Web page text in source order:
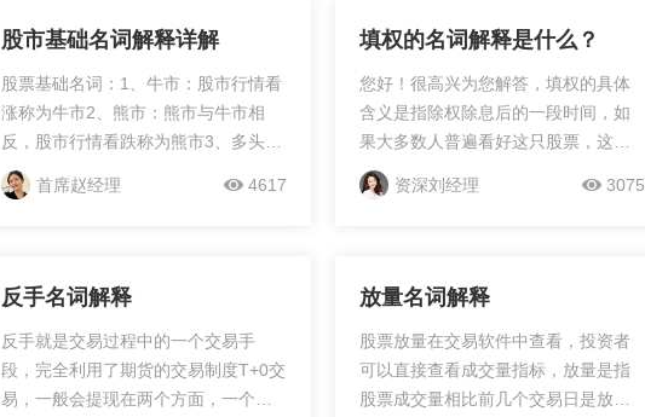
股市基础名词解释详解
股票基础名词：1、牛市：股市行情看
涨称为牛市2、熊市：熊市与牛市相
反，股市行情看跌称为熊市3、多头。
多头市场多头是指投资者对股市看
好，预计股价将会看涨4、空头。空头
首席赵经理 4617
填权的名词解释是什么？
您好！很高兴为您解答，填权的具体
含义是指除权除息后的一段时间，如
果大多数人普遍看好这只股票，这只
股票的市场价格高于除权除息基准价
格。这是专业术语什么是填权的定
资深刘经理 3075
反手名词解释
反手就是交易过程中的一个交易手
段，完全利用了期货的交易制度T+0交
易，一般会提现在两个方面，一个是
放量名词解释
股票放量在交易软件中查看，投资者
可以直接查看成交量指标，放量是指
股票成交量相比前几个交易日是放大